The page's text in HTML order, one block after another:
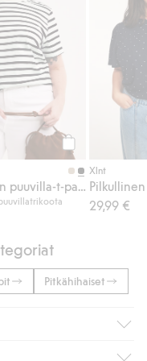
Osta
Xlnt
29,99 €
Pitkähihaiset